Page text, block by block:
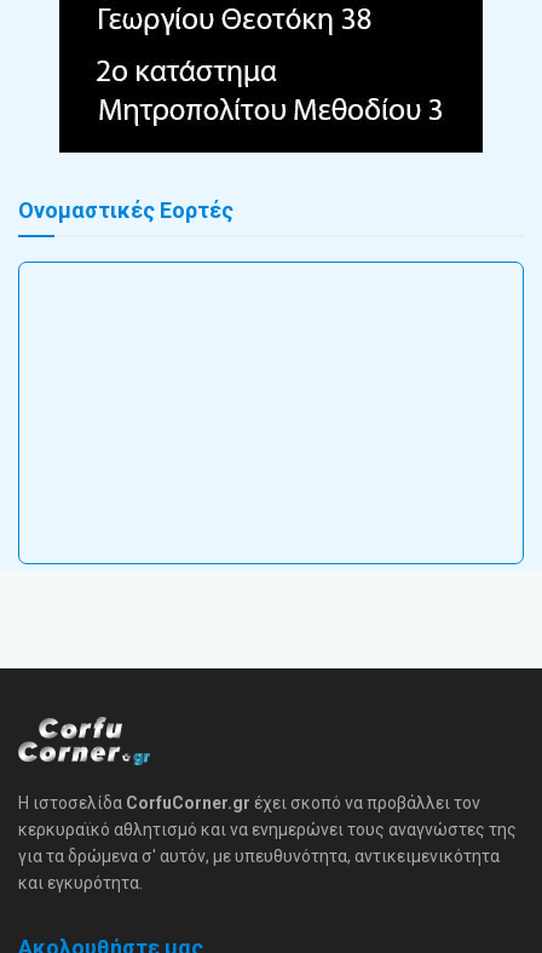
Ονομαστικές Εορτές
Η ιστοσελίδα CorfuCorner.gr έχει σκοπό να προβάλλει τον
κερκυραϊκό αθλητισμό και να ενημερώνει τους αναγνώστες της
για τα δρώμενα σ' αυτόν, με υπευθυνότητα, αντικειμενικότητα
και εγκυρότητα.
Ακολουθήστε μας